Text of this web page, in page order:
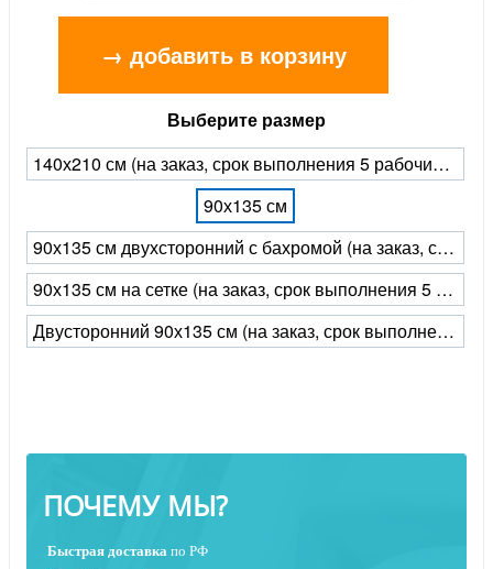
→ добавить в корзину
Выберите размер
140х210 см (на заказ, срок выполнения 5 рабочих дней)
90х135 см
90х135 см двухсторонний с бахромой (на заказ, срок выполнения 5 рабочих дней)
90х135 см на сетке (на заказ, срок выполнения 5 рабочих дней)
Двусторонний 90х135 см (на заказ, срок выполнения 5 рабочих дней)
ПОЧЕМУ МЫ?
Быстрая доставка по РФ